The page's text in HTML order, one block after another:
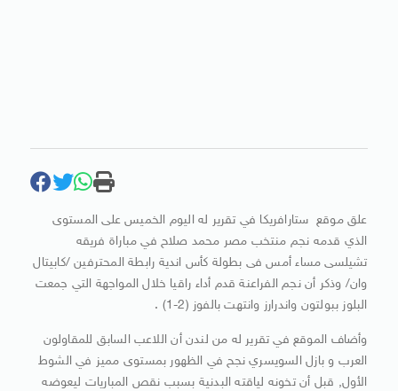
علق موقع ستارافريكا في تقرير له اليوم الخميس على المستوى
الذي قدمه نجم منتخب مصر محمد صلاح في مباراة فريقه
تشيلسى مساء أمس فى بطولة كأس اندية رابطة المحترفين /كابيتال
وان/ وذكر أن نجم الفراعنة قدم أداء راقيا خلال المواجهة التي جمعت
البلوز ببولتون واندرارز وانتهت بالفوز (2-1) .
وأضاف الموقع في تقرير له من لندن أن اللاعب السابق للمقاولون
العرب و بازل السويسري نجح في الظهور بمستوى مميز في الشوط
الأول, قبل أن تخونه لياقته البدنية بسبب نقص المباريات ليعوضه